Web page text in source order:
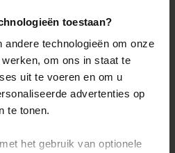
toestaan?
andere technologieën om onze
om ons in staat te
uit te voeren en om u
advertenties op
te tonen.
het gebruik van optionele
van onze reizen